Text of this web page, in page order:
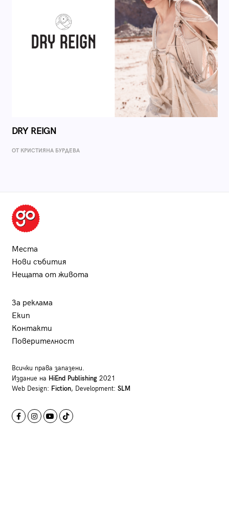
DRY REIGN
ОТ КРИСТИЯНА БУРДЕВА
Места
Нови събития
Нещата от живота
За реклама
Екип
Контакти
Поверителност
Всички права запазени.
Издание на HiEnd Publishing2021
Web Design: Fiction, Development: SLM